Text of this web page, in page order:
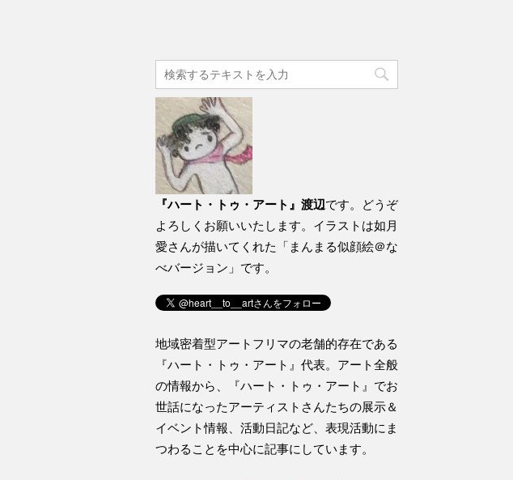
『ハート・トゥ・アート』渡辺です。どうぞ
よろしくお願いいたします。イラストは如月
愛さんが描いてくれた「まんまる似顔絵＠な
べバージョン」です。
地域密着型アートフリマの老舗的存在である
『ハート・トゥ・アート』代表。アート全般
の情報から、『ハート・トゥ・アート』でお
世話になったアーティストさんたちの展示＆
イベント情報、活動日記など、表現活動にま
つわることを中心に記事にしています。